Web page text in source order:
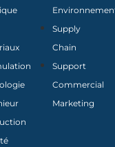
Supply
Chain
Support
Commercial
Marketing